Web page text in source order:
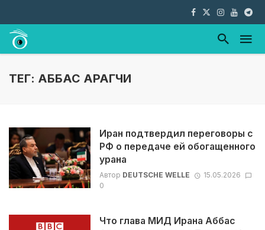
ТЕГ: АББАС АРАГЧИ
Иран подтвердил переговоры с
РФ о передаче ей обогащенного
урана
Автор DEUTSCHE WELLE
15.05.2026
0
Что глава МИД Ирана Аббас